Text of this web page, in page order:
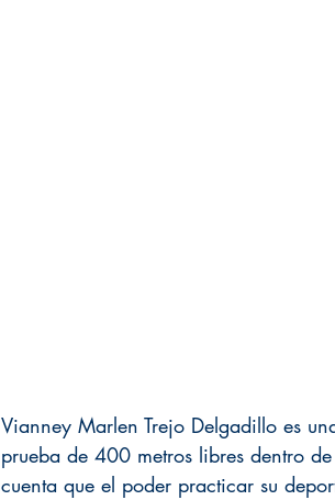
Vianney Marlen Trejo Delgadillo es
prueba de 400 metros libres dentro
cuenta que el poder practicar su